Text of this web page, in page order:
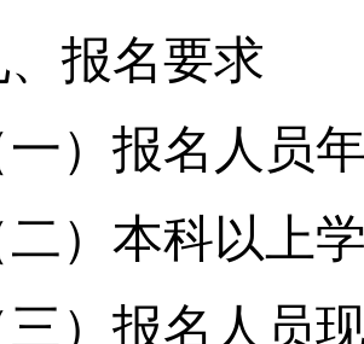
报名要求
）报名人员
）本科以上
）报名人员